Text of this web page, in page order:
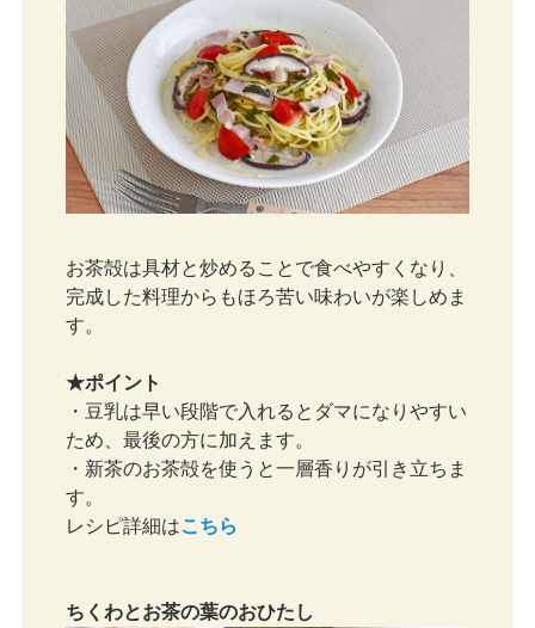
お茶殻は具材と炒めることで食べやすくなり、
完成した料理からもほろ苦い味わいが楽しめま
す。
★ポイント
・豆乳は早い段階で入れるとダマになりやすい
ため、最後の方に加えます。
・新茶のお茶殻を使うと一層香りが引き立ちま
す。
レシピ詳細はこちら
ちくわとお茶の葉のおひたし